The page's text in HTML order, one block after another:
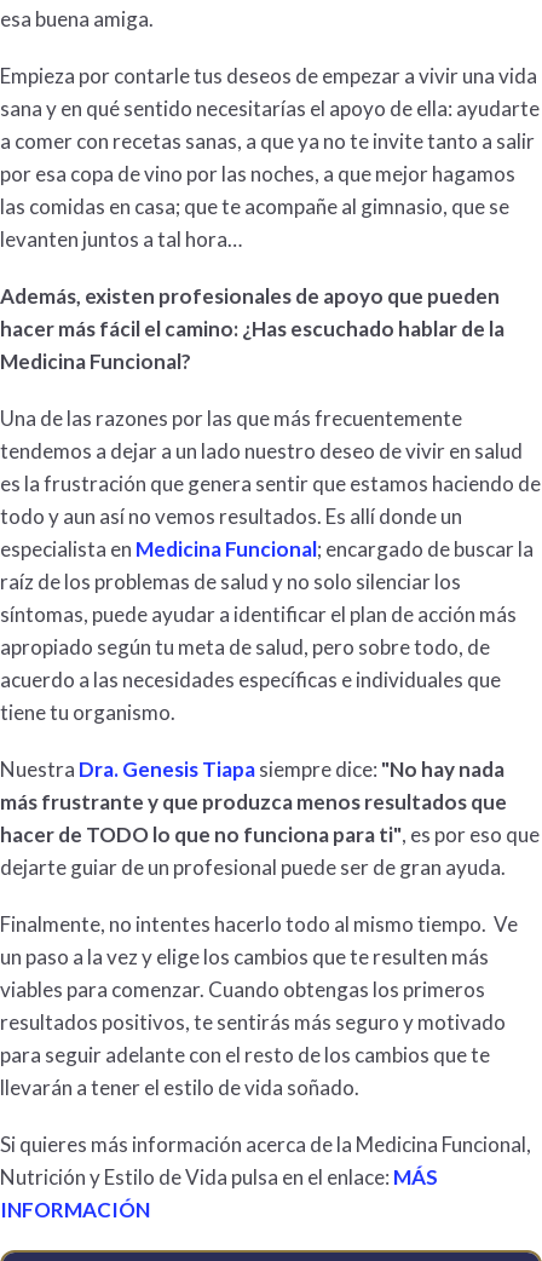
esa buena amiga.
Empieza por contarle tus deseos de empezar a vivir una vida
sana y en qué sentido necesitarías el apoyo de ella: ayudarte
a comer con recetas sanas, a que ya no te invite tanto a salir
por esa copa de vino por las noches, a que mejor hagamos
las comidas en casa; que te acompañe al gimnasio, que se
levanten juntos a tal hora…
Además, existen profesionales de apoyo que pueden
hacer más fácil el camino: ¿Has escuchado hablar de la
Medicina Funcional?
Una de las razones por las que más frecuentemente
tendemos a dejar a un lado nuestro deseo de vivir en salud
es la frustración que genera sentir que estamos haciendo de
todo y aun así no vemos resultados. Es allí donde un
especialista en Medicina Funcional; encargado de buscar la
raíz de los problemas de salud y no solo silenciar los
síntomas, puede ayudar a identificar el plan de acción más
apropiado según tu meta de salud, pero sobre todo, de
acuerdo a las necesidades específicas e individuales que
tiene tu organismo.
Nuestra Dra. Genesis Tiapasiempre dice: "No hay nada
más frustrante y que produzca menos resultados que
hacer de TODO lo que no funciona para ti", es por eso que
dejarte guiar de un profesional puede ser de gran ayuda.
Finalmente, no intentes hacerlo todo al mismo tiempo. Ve
un paso a la vez y elige los cambios que te resulten más
viables para comenzar. Cuando obtengas los primeros
resultados positivos, te sentirás más seguro y motivado
para seguir adelante con el resto de los cambios que te
llevarán a tener el estilo de vida soñado.
Si quieres más información acerca de la Medicina Funcional,
Nutrición y Estilo de Vida pulsa en el enlace: MÁS
INFORMACIÓN